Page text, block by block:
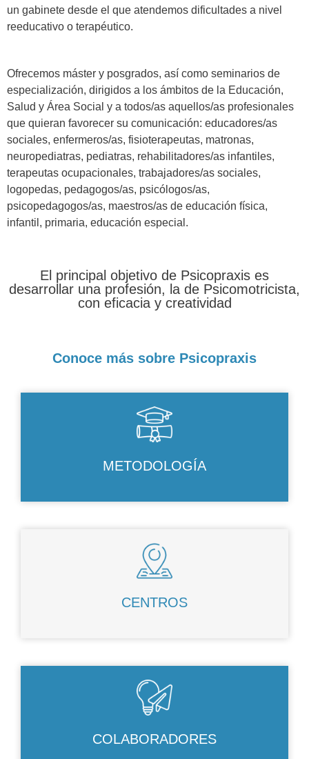
un gabinete desde el que atendemos dificultades a nivel
reeducativo o terapéutico.
Ofrecemos máster y posgrados, así como seminarios de
especialización, dirigidos a los ámbitos de la Educación,
Salud y Área Social y a todos/as aquellos/as profesionales
que quieran favorecer su comunicación: educadores/as
sociales, enfermeros/as, fisioterapeutas, matronas,
neuropediatras, pediatras, rehabilitadores/as infantiles,
terapeutas ocupacionales, trabajadores/as sociales,
logopedas, pedagogos/as, psicólogos/as,
psicopedagogos/as, maestros/as de educación física,
infantil, primaria, educación especial.
El principal objetivo de Psicopraxis es
desarrollar una profesión, la de Psicomotricista,
con eficacia y creatividad
Conoce más sobre Psicopraxis
METODOLOGÍA
CENTROS
COLABORADORES